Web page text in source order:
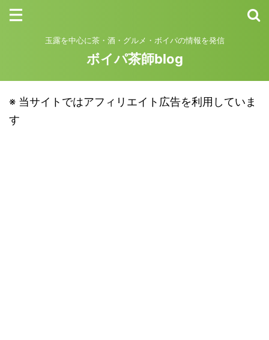
玉露を中心に茶・酒・グルメ・ボイパの情報を発信
ボイパ茶師blog
※ 当サイトではアフィリエイト広告を利用していま
す